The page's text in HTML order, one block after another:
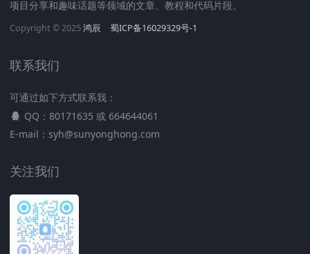
项目分享和趣味话题等领域的文章、教程和代码片段。
Copyright © 2025鸿辰 蜀ICP备16029329号-1
联系我们
可通过如下方式联系我：
QQ：80171635 或 664644061
E-mail：syh@sunyonghong.com
关注我们